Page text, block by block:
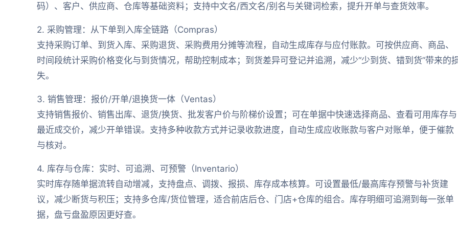
码）、客户、供应商、仓库等基础资料；支持中文名/西文名/别名与关键词检索，提升开单与查货效率。
2. 采购管理：从下单到入库全链路（Compras）
支持采购订单、到货入库、采购退货、采购费用分摊等流程，自动生成库存与应付账款。可按供应商、商品、
时间段统计采购价格变化与到货情况，帮助控制成本；到货差异可登记并追溯，减少“少到货、错到货”带来的
失。
3. 销售管理：报价/开单/退换货一体（Ventas）
支持销售报价、销售出库、退货/换货、批发客户价与阶梯价设置；可在单据中快速选择商品、查看可用库存与
最近成交价，减少开单错误。支持多种收款方式并记录收款进度，自动生成应收账款与客户对账单，便于催款
与核对。
4. 库存与仓库：实时、可追溯、可预警（Inventario）
实时库存随单据流转自动增减，支持盘点、调拨、报损、库存成本核算。可设置最低/最高库存预警与补货建
议，减少断货与积压；支持多仓库/货位管理，适合前店后仓、门店+仓库的组合。库存明细可追溯到每一张单
据，盘亏盘盈原因更好查。